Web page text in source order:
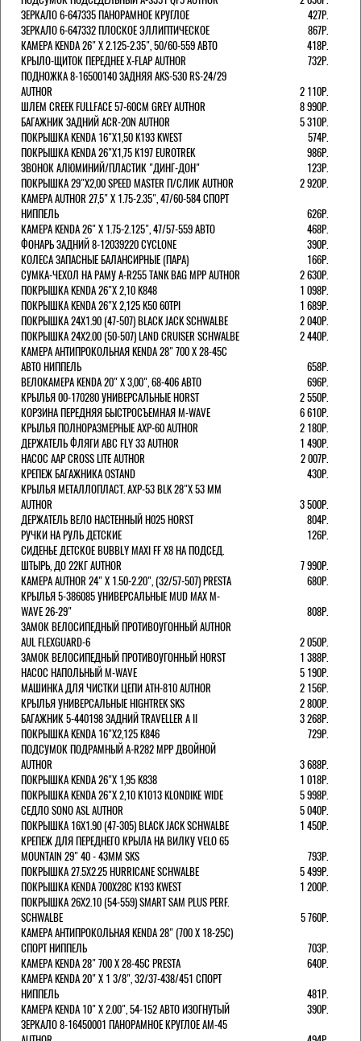
ЗЕРКАЛО 6-647335 ПАНОРАМНОЕ КРУГЛОЕ
427Р.
ЗЕРКАЛО 6-647332 ПЛОСКОЕ ЭЛЛИПТИЧЕСКОЕ
867Р.
КАМЕРА KENDA 26" Х 2.125-2.35", 50/60-559 АВТО
418Р.
КРЫЛО-ЩИТОК ПЕРЕДНЕЕ X-FLAP AUTHOR
732Р.
ПОДНОЖКА 8-16500140 ЗАДНЯЯ AKS-530 RS-24/29
AUTHOR
2 110Р.
ШЛЕМ CREEK FULLFACE 57-60СМ GREY AUTHOR
8 990Р.
БАГАЖНИК ЗАДНИЙ ACR-20N AUTHOR
5 310Р.
ПОКРЫШКА KENDA 16"Х1,50 K193 KWEST
574Р.
ПОКРЫШКА KENDA 26"Х1,75 K197 EUROTREK
986Р.
ЗВОНОК АЛЮМИНИЙ/ПЛАСТИК "ДИНГ-ДОН"
123Р.
ПОКРЫШКА 29"Х2,00 SPEED MASTER П/СЛИК AUTHOR
2 920Р.
КАМЕРА AUTHOR 27,5" Х 1.75-2.35", 47/60-584 СПОРТ
НИППЕЛЬ
626Р.
КАМЕРА KENDA 26" Х 1.75-2.125", 47/57-559 АВТО
468Р.
ФОНАРЬ ЗАДНИЙ 8-12039220 CYCLONE
390Р.
КОЛЕСА ЗАПАСНЫЕ БАЛАНСИРНЫЕ (ПАРА)
166Р.
CУМКА-ЧЕХОЛ НА РАМУ A-R255 TANK BAG MPP AUTHOR
2 630Р.
ПОКРЫШКА KENDA 26"Х 2,10 K848
1 098Р.
ПОКРЫШКА KENDA 26"Х 2,125 K50 60TPI
1 689Р.
ПОКРЫШКА 24X1.90 (47-507) BLACK JACK SCHWALBE
2 040Р.
ПОКРЫШКА 24X2.00 (50-507) LAND CRUISER SCHWALBE
2 440Р.
КАМЕРА АНТИПРОКОЛЬНАЯ KENDA 28" 700 Х 28-45C
АВТО НИППЕЛЬ
658Р.
ВЕЛОКАМЕРА KENDA 20" Х 3,00", 68-406 АВТО
696Р.
КРЫЛЬЯ 00-170280 УНИВЕРСАЛЬНЫЕ HORST
2 550Р.
КОРЗИНА ПЕРЕДНЯЯ БЫСТРОСЪЕМНАЯ M-WAVE
6 610Р.
КРЫЛЬЯ ПОЛНОРАЗМЕРНЫЕ AXP-60 AUTHOR
2 180Р.
ДЕРЖАТЕЛЬ ФЛЯГИ АВС FLY 33 AUTHOR
1 490Р.
НАСОС AAP CROSS LITE AUTHOR
2 007Р.
КРЕПЕЖ БАГАЖНИКА OSTAND
430Р.
КРЫЛЬЯ МЕТАЛЛОПЛАСТ. AXP-53 BLK 28"Х 53 ММ
AUTHOR
3 500Р.
ДЕРЖАТЕЛЬ ВЕЛО НАСТЕННЫЙ H025 HORST
804Р.
РУЧКИ НА РУЛЬ ДЕТСКИЕ
126Р.
СИДЕНЬЕ ДЕТСКОЕ BUBBLY MAXI FF X8 НА ПОДСЕД.
ШТЫРЬ, ДО 22КГ AUTHOR
7 990Р.
КАМЕРА AUTHOR 24" Х 1.50-2.20", (32/57-507) PRESTA
680Р.
КРЫЛЬЯ 5-386085 УНИВЕРСАЛЬНЫЕ MUD MAX M-
WAVE 26-29"
808Р.
ЗАМОК ВЕЛОСИПЕДНЫЙ ПРОТИВОУГОННЫЙ AUTHOR
AUL FLEXGUARD-6
2 050Р.
ЗАМОК ВЕЛОСИПЕДНЫЙ ПРОТИВОУГОННЫЙ HORST
1 388Р.
НАСОС НАПОЛЬНЫЙ M-WAVE
5 190Р.
МАШИНКА ДЛЯ ЧИСТКИ ЦЕПИ ATH-810 AUTHOR
2 156Р.
КРЫЛЬЯ УНИВЕРСАЛЬНЫЕ HIGHTREK SKS
2 800Р.
БАГАЖНИК 5-440198 ЗАДНИЙ TRAVELLER A II
3 268Р.
ПОКРЫШКА KENDA 16"Х2,125 K846
729Р.
ПОДСУМОК ПОДРАМНЫЙ A-R282 MPP ДВОЙНОЙ
AUTHOR
3 688Р.
ПОКРЫШКА KENDA 26"Х 1,95 K838
1 018Р.
ПОКРЫШКА KENDA 26"Х 2,10 K1013 KLONDIKE WIDE
5 998Р.
СЕДЛО SONO ASL AUTHOR
5 040Р.
ПОКРЫШКА 16X1.90 (47-305) BLACK JACK SCHWALBE
1 450Р.
КРЕПЕЖ ДЛЯ ПЕРЕДНЕГО КРЫЛА НА ВИЛКУ VELO 65
MOUNTAIN 29" 40 - 43ММ SKS
793Р.
ПОКРЫШКА 27.5X2.25 HURRICANE SCHWALBE
5 499Р.
ПОКРЫШКА KENDA 700Х28С K193 KWEST
1 200Р.
ПОКРЫШКА 26X2.10 (54-559) SMART SAM PLUS PERF.
SCHWALBE
5 760Р.
КАМЕРА АНТИПРОКОЛЬНАЯ KENDA 28" (700 Х 18-25C)
СПОРТ НИППЕЛЬ
703Р.
КАМЕРА KENDA 28" 700 Х 28-45С PRESTA
640Р.
КАМЕРА KENDA 20" Х 1 3/8", 32/37-438/451 СПОРТ
НИППЕЛЬ
481Р.
КАМЕРА KENDA 10" Х 2.00", 54-152 АВТО ИЗОГНУТЫЙ
390Р.
ЗЕРКАЛО 8-16450001 ПАНОРАМНОЕ КРУГЛОЕ AM-45